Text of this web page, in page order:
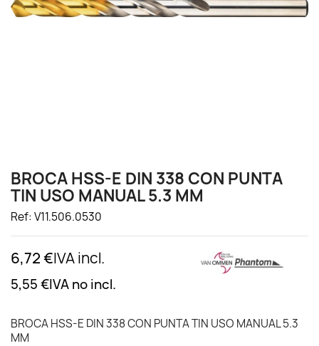
BROCA HSS-E DIN 338 CON PUNTA
TIN USO MANUAL 5.3 MM
Ref: V11.506.0530
6,72 €IVA incl.
5,55 €IVA no incl.
BROCA HSS-E DIN 338 CON PUNTA TIN USO MANUAL 5.3
MM